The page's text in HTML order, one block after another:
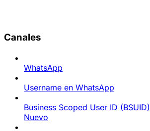
Canales
WhatsApp
Username en WhatsApp
Business Scoped User ID (BSUID)
Nuevo